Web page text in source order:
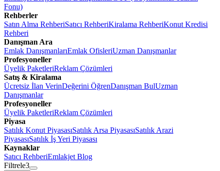
Fonu)
Rehberler
Satın Alma RehberiSatıcı RehberiKiralama RehberiKonut Kredisi
Rehberi
Danışman Ara
Emlak DanışmanlarıEmlak OfisleriUzman Danışmanlar
Profesyoneller
Üyelik PaketleriReklam Çözümleri
Satış & Kiralama
Ücretsiz İlan VerinDeğerini ÖğrenDanışman BulUzman
Danışmanlar
Profesyoneller
Üyelik PaketleriReklam Çözümleri
Piyasa
Satılık Konut PiyasasıSatılık Arsa PiyasasıSatılık Arazi
PiyasasıSatılık İş Yeri Piyasası
Kaynaklar
Satıcı RehberiEmlakjet Blog
Filtrele3